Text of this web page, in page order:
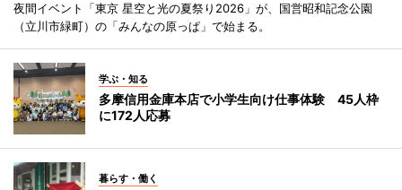
夜間イベント「東京 星空と光の夏祭り2026」が、国営昭和記念公園
（立川市緑町）の「みんなの原っぱ」で始まる。
学ぶ・知る
多摩信用金庫本店で小学生向け仕事体験 45人枠
に172人応募
暮らす・働く